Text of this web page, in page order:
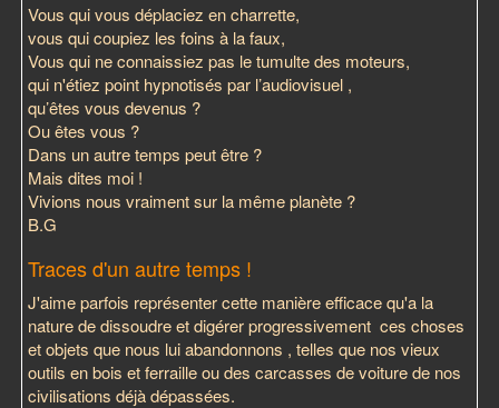
Vous qui vous déplaciez en charrette,
vous qui coupiez les foins à la faux,
Vous qui ne connaissiez pas le tumulte des moteurs,
qui n'étiez point hypnotisés par l’audiovisuel ,
qu’êtes vous devenus ?
Ou êtes vous ?
Dans un autre temps peut être ?
Mais dites moi !
Vivions nous vraiment sur la même planète ?
B.G
Traces d'un autre temps !
J'aime parfois représenter cette manière efficace qu'a la
nature de dissoudre et digérer progressivement ces choses
et objets que nous lui abandonnons , telles que nos vieux
outils en bois et ferraille ou des carcasses de voiture de nos
civilisations déjà dépassées.